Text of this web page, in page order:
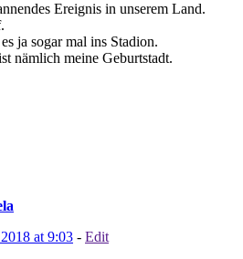
Ereignis in unserem Land.
ja sogar mal ins Stadion.
nämlich meine Geburtstadt.
at 9:03 - Edit